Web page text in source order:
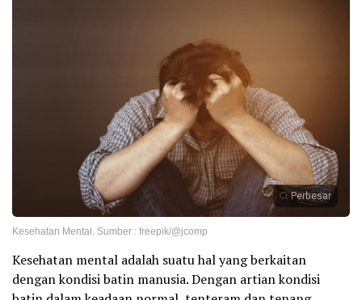
Perbesar
Kesehatan Mental. Sumber : freepik/@jcomp
Kesehatan mental adalah suatu hal yang berkaitan
dengan kondisi batin manusia. Dengan artian kondisi